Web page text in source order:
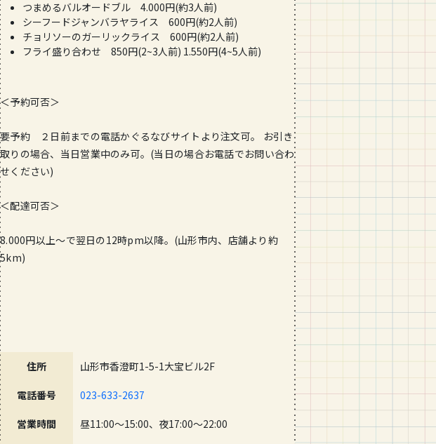
つまめるバルオードブル 4.000円(約3人前)
シーフードジャンバラヤライス 600円(約2人前)
チョリソーのガーリックライス 600円(約2人前)
フライ盛り合わせ 850円(2~3人前) 1.550円(4~5人前)
＜予約可否＞
要予約 ２日前までの電話かぐるなびサイトより注文可。 お引き
取りの場合、当日営業中のみ可。(当日の場合お電話でお問い合わ
せください)
＜配達可否＞
8.000円以上〜で翌日の12時pm以降。(山形市内、 店舗より約
5km)
住所 山形市香澄町1-5-1大宝ビル2F
電話番号 023-633-2637
営業時間 昼11:00〜15:00、夜17:00〜22:00